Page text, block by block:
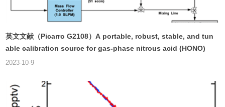
英文文献（Picarro G2108）A portable, robust, stable, and tun
able calibration source for gas-phase nitrous acid (HONO)
2023-10-9